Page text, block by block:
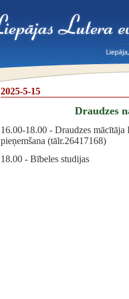
2025-5-15
Draudzes
16.00-18.00 - Draudzes mācītāja
pieņemšana (tālr.26417168)
18.00 - Bībeles studijas